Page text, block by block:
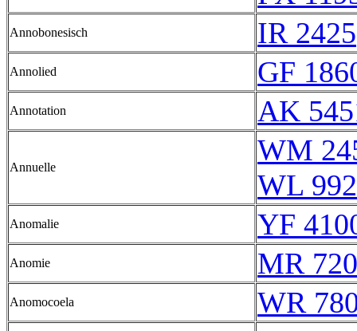
Annobonesisch IR 2425
Annolied GF
Annotation AK
Annuelle
WM
WL
Anomalie YF
Anomie MR
Anomocoela WR